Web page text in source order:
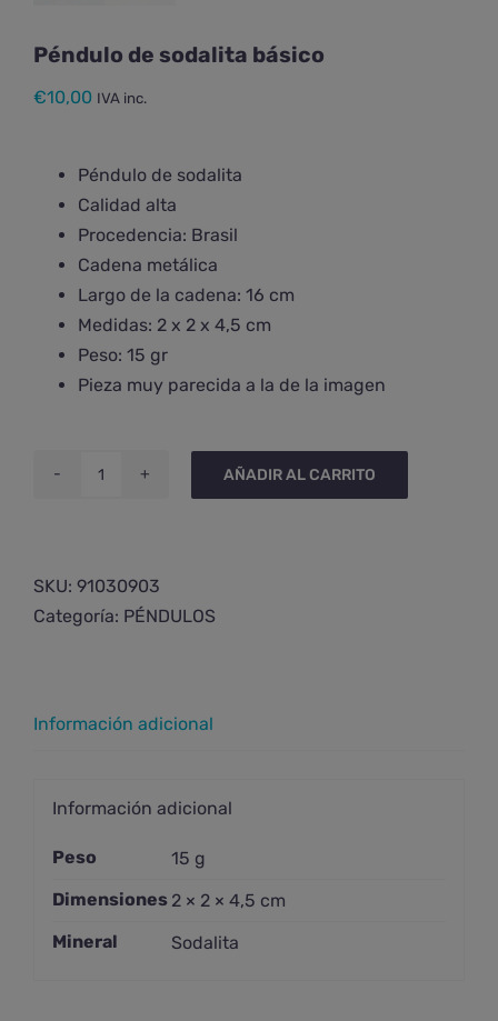
Péndulo de sodalita básico
€10,00 IVA inc.
Péndulo de sodalita
Calidad alta
Procedencia: Brasil
Cadena metálica
Largo de la cadena: 16 cm
Medidas: 2 x 2 x 4,5 cm
Peso: 15 gr
Pieza muy parecida a la de la imagen
básico
cantidad
AÑADIR AL CARRITO
SKU: 91030903
Categoría: PÉNDULOS
Información adicional
Información adicional
Peso
15 g
Dimensiones 2 × 2 × 4,5 cm
Mineral
Sodalita